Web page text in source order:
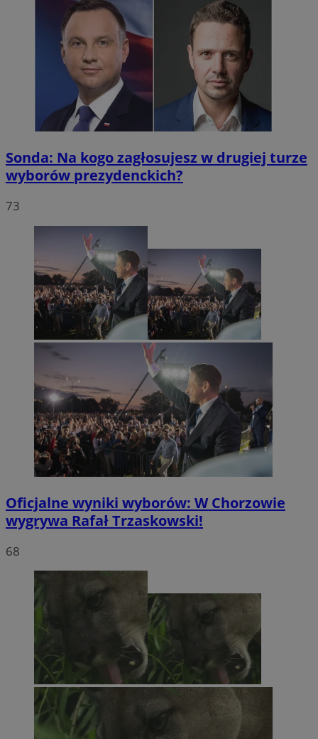
Sonda: Na kogo zagłosujesz w drugiej turze
wyborów prezydenckich?
73
Oficjalne wyniki wyborów: W Chorzowie
wygrywa Rafał Trzaskowski!
68